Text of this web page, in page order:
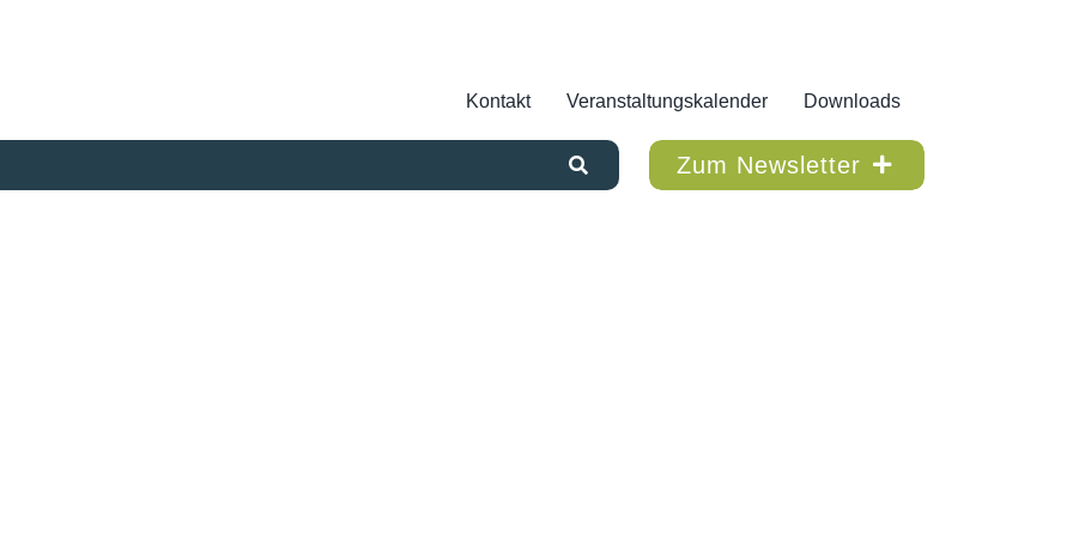
Kontakt
Veranstaltungskalender Downloads
Zum Newsletter